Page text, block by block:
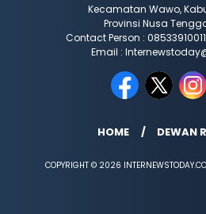
Kecamatan Wawo,
Provinsi Nusa
Contact Person :
Email :
HOME DEWAN
COPYRIGHT © 2026